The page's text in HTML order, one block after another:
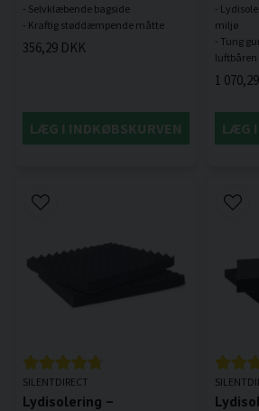
- Selvklæbende bagside
356,29 DKK
LÆG I INDKØBSKURVEN
-
miljø
- Tung
1
LÆG
SILENTDIRECT
Lydisolering –